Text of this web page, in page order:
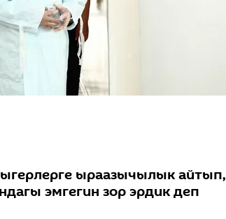
ыраазычылык айтып,
эмгегин зор эрдик деп